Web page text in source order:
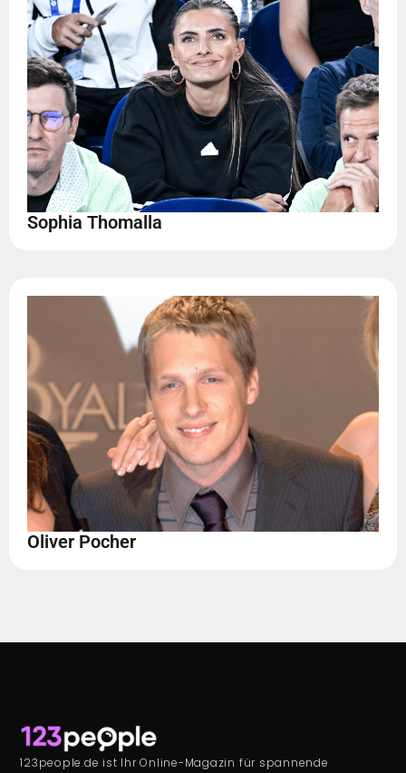
Sophia Thomalla
Oliver Pocher
123people.de ist Ihr Online-Magazin für spannende